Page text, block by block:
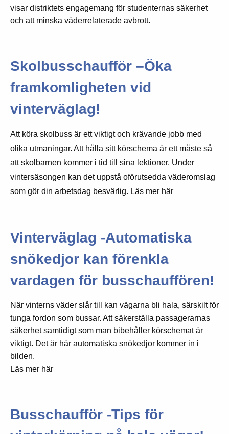
visar distriktets engagemang för studenternas säkerhet
och att minska väderrelaterade avbrott.
Skolbusschaufför –Öka
framkomligheten vid
vinterväglag!
Att köra skolbuss är ett viktigt och krävande jobb med
olika utmaningar. Att hålla sitt körschema är ett måste så
att skolbarnen kommer i tid till sina lektioner. Under
vintersäsongen kan det uppstå oförutsedda väderomslag
som gör din arbetsdag besvärlig. Läs mer här
Vinterväglag -Automatiska
snökedjor kan förenkla
vardagen för busschauffören!
När vinterns väder slår till kan vägarna bli hala, särskilt för
tunga fordon som bussar. Att säkerställa passagerarnas
säkerhet samtidigt som man bibehåller körschemat är
viktigt. Det är här automatiska snökedjor kommer in i
bilden.
Läs mer här
Busschaufför -Tips för